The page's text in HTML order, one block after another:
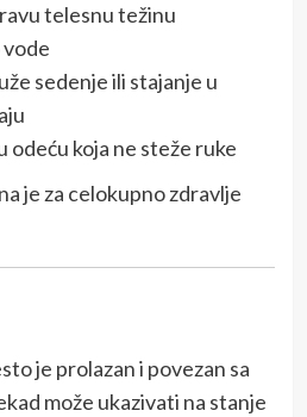
telesnu težinu
sedenje ili stajanje u
odeću koja ne steže ruke
je za celokupno zdravlje
je prolazan i povezan sa
može ukazivati na stanje